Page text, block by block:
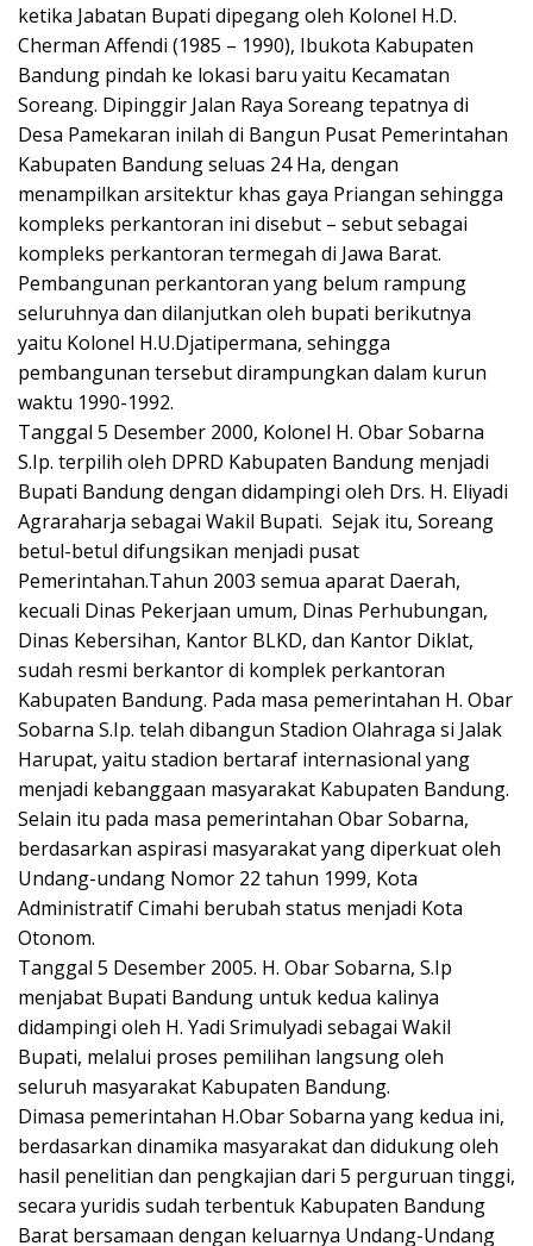
ketika Jabatan Bupati dipegang oleh Kolonel H.D.
Cherman Affendi (1985 – 1990), Ibukota Kabupaten
Bandung pindah ke lokasi baru yaitu Kecamatan
Soreang. Dipinggir Jalan Raya Soreang tepatnya di
Desa Pamekaran inilah di Bangun Pusat Pemerintahan
Kabupaten Bandung seluas 24 Ha, dengan
menampilkan arsitektur khas gaya Priangan sehingga
kompleks perkantoran ini disebut – sebut sebagai
kompleks perkantoran termegah di Jawa Barat.
Pembangunan perkantoran yang belum rampung
seluruhnya dan dilanjutkan oleh bupati berikutnya
yaitu Kolonel H.U.Djatipermana, sehingga
pembangunan tersebut dirampungkan dalam kurun
waktu 1990-1992.
Tanggal 5 Desember 2000, Kolonel H. Obar Sobarna
S.Ip. terpilih oleh DPRD Kabupaten Bandung menjadi
Bupati Bandung dengan didampingi oleh Drs. H. Eliyadi
Agraraharja sebagai Wakil Bupati. Sejak itu, Soreang
betul-betul difungsikan menjadi pusat
Pemerintahan.Tahun 2003 semua aparat Daerah,
kecuali Dinas Pekerjaan umum, Dinas Perhubungan,
Dinas Kebersihan, Kantor BLKD, dan Kantor Diklat,
sudah resmi berkantor di komplek perkantoran
Kabupaten Bandung. Pada masa pemerintahan H. Obar
Sobarna S.Ip. telah dibangun Stadion Olahraga si Jalak
Harupat, yaitu stadion bertaraf internasional yang
menjadi kebanggaan masyarakat Kabupaten Bandung.
Selain itu pada masa pemerintahan Obar Sobarna,
berdasarkan aspirasi masyarakat yang diperkuat oleh
Undang-undang Nomor 22 tahun 1999, Kota
Administratif Cimahi berubah status menjadi Kota
Otonom.
Tanggal 5 Desember 2005. H. Obar Sobarna, S.Ip
menjabat Bupati Bandung untuk kedua kalinya
didampingi oleh H. Yadi Srimulyadi sebagai Wakil
Bupati, melalui proses pemilihan langsung oleh
seluruh masyarakat Kabupaten Bandung.
Dimasa pemerintahan H.Obar Sobarna yang kedua ini,
berdasarkan dinamika masyarakat dan didukung oleh
hasil penelitian dan pengkajian dari 5 perguruan tinggi,
secara yuridis sudah terbentuk Kabupaten Bandung
Barat bersamaan dengan keluarnya Undang-Undang